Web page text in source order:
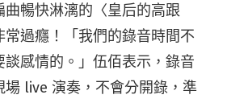
曲暢快淋漓的〈皇后的高跟
過癮！「我們的錄音時間不
談感情的。」伍佰表示，錄音
場 live 演奏，不會分開錄，準